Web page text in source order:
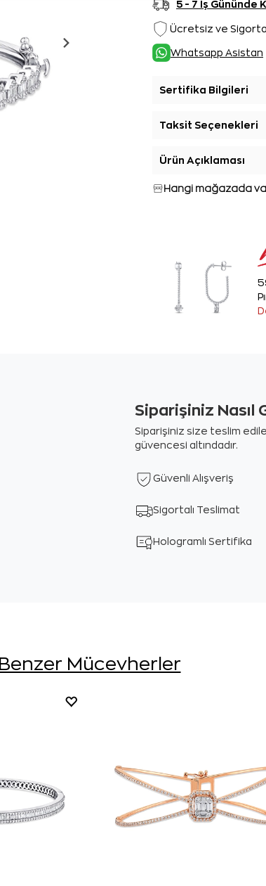
5 - 7 İş Gününde
Ücretsiz ve
Whatsapp Asistan
Sertifika Bilgileri
Taksit Seçenekleri
Ürün Açıklaması
Hangi mağazada
Siparişiniz Nasıl
Siparişiniz size teslim
güvencesi altındadır.
Güvenli Alışveriş
Sigortalı Teslimat
Hologramlı Sertifika
Benzer Mücevherler